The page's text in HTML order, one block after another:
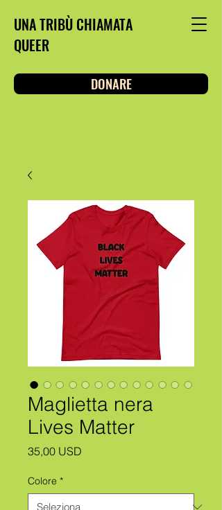
UNA TRIBÙ CHIAMATA
QUEER
DONARE
Maglietta nera
Lives Matter
35,00 USD
Colore *